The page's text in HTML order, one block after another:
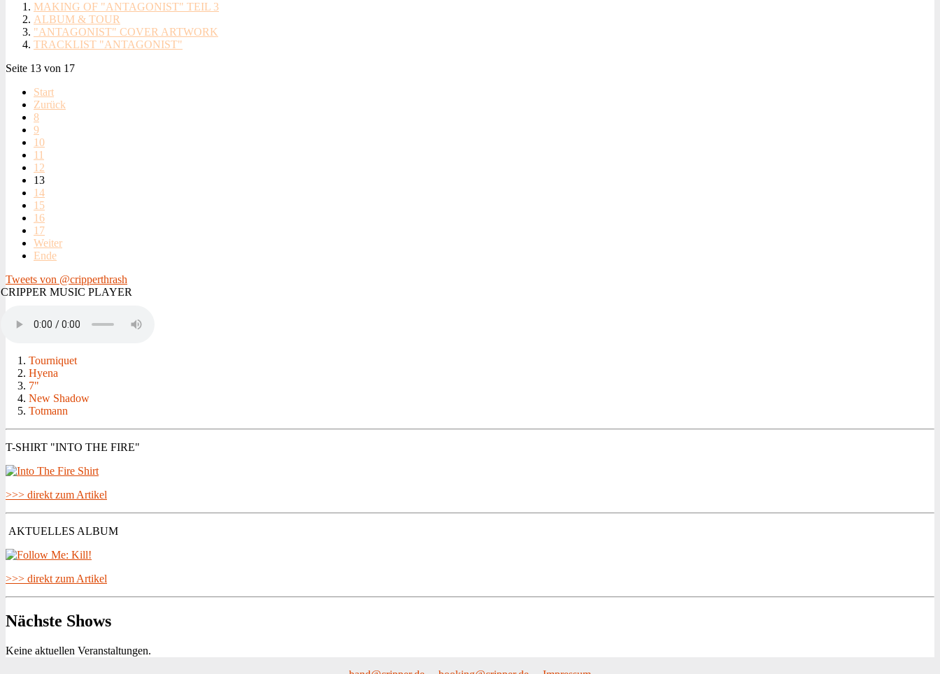
MAKING OF "ANTAGONIST" TEIL 3
ALBUM & TOUR
"ANTAGONIST" COVER ARTWORK
TRACKLIST "ANTAGONIST"
Seite 13 von 17
Start
Zurück
8
9
10
11
12
13
14
15
16
17
Weiter
Ende
Tweets von @cripperthrash
CRIPPER MUSIC PLAYER
Tourniquet
Hyena
7"
New Shadow
Totmann
T-SHIRT "INTO THE FIRE"
>>> direkt zum Artikel
AKTUELLES ALBUM
>>> direkt zum Artikel
Nächste Shows
Keine aktuellen Veranstaltungen.